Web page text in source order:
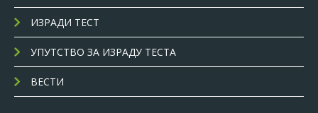
ИЗРАДИ ТЕСТ
УПУТСТВО ЗА ИЗРАДУ ТЕСТА
ВЕСТИ